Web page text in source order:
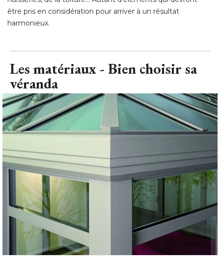
Les matériaux - Bien choisir sa
Les matériaux - Installux Alluminium © Installux Alluminium
L'acier fut pendant longtemps le matériau de prédilection
des vérandas, mais il a été supplanté par l'aluminium qui
représente aujourd'hui près de 90% du marché. Un succès